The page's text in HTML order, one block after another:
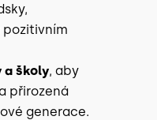
pozitivním
a školy, aby
přirozená
generace.